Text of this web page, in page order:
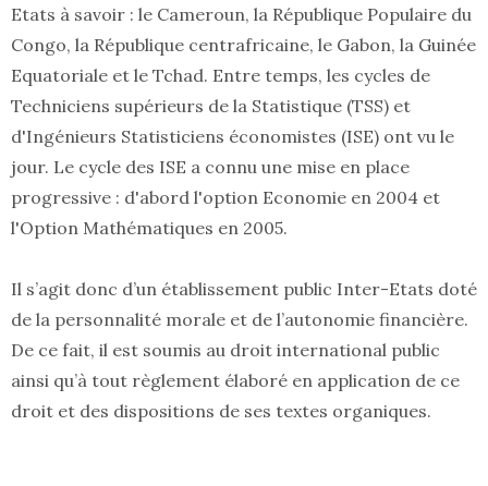
Etats à savoir : le Cameroun, la République Populaire du
Congo, la République centrafricaine, le Gabon, la Guinée
Equatoriale et le Tchad. Entre temps, les cycles de
Techniciens supérieurs de la Statistique (TSS) et
d'Ingénieurs Statisticiens économistes (ISE) ont vu le
jour. Le cycle des ISE a connu une mise en place
progressive : d'abord l'option Economie en 2004 et
l'Option Mathématiques en 2005.
Il s’agit donc d’un établissement public Inter-Etats doté
de la personnalité morale et de l’autonomie financière.
De ce fait, il est soumis au droit international public
ainsi qu’à tout règlement élaboré en application de ce
droit et des dispositions de ses textes organiques.